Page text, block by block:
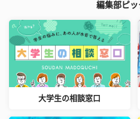
編集部ピ
大学生の相談窓口